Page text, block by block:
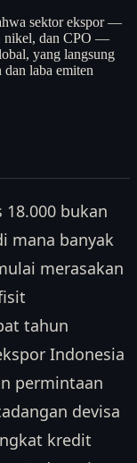
sektor ekspor —
nikel, dan CPO —
yang langsung
dan laba emiten
bukan
mana banyak
merasakan
tahun
Indonesia
permintaan
devisa
kredit